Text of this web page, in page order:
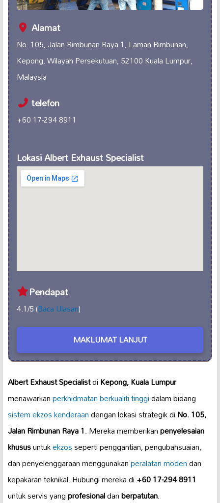
Alamat
No. 105, Jalan Rimbunan Raya 1, Laman Rimbunan,
Kepong, Wilayah Persekutuan, 52100 Kuala Lumpur,
Malaysia
telefon
+60 17-294 8911
Lokasi Albert Exhaust Specialist
Pendapat
4.1/5 (Baca Ulasan)
MAKLUMAT LANJUT
Albert Exhaust SpecialistdiKepong, Kuala Lumpur
menawarkanperkhidmatan berkualiti tinggidalam bidang
sistem ekzos kenderaandengan lokasi strategik diNo. 105,
Jalan Rimbunan Raya 1. Mereka memberikanpenyelesaian
khususuntukekzosseperti penggantian, pengubahsuaian,
dan penyelenggaraan menggunakanperalatan modendan
kepakaran teknikal. Hubungi mereka di+60 17-294 8911
untuk servis yangprofesionaldanberpatutan.